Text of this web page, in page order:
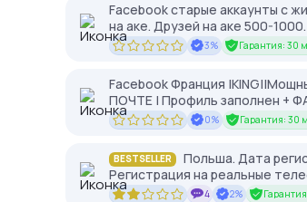
Facebook старые аккаунты с
на аке. Друзей на аке 500-
3% Гарантия: 30
Facebook Франция
ПОЧТЕ | Профиль заполнен +
0% Гарантия: 30
BESTSELLER
Польша. Дата
Регистрация на реальные
4 2%